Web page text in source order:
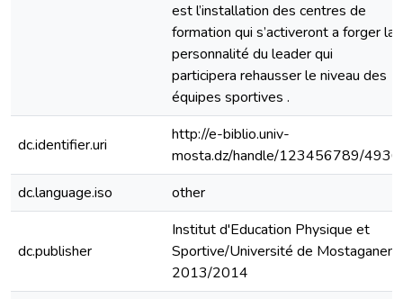
est l’installation des centres de
formation qui s’activeront a forger la
personnalité du leader qui
participera rehausser le niveau des
équipes sportives .
dc.identifier.uri
http://e-biblio.univ-
mosta.dz/handle/123456789/4936
dc.language.iso
other
dc.publisher
Institut d'Education Physique et
Sportive/Université de Mostaganem
2013/2014